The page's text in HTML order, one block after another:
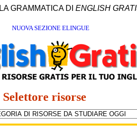
LA GRAMMATICA DI ENGLISH
NUOVA SEZIONE ELINGUE
Selettore risorse